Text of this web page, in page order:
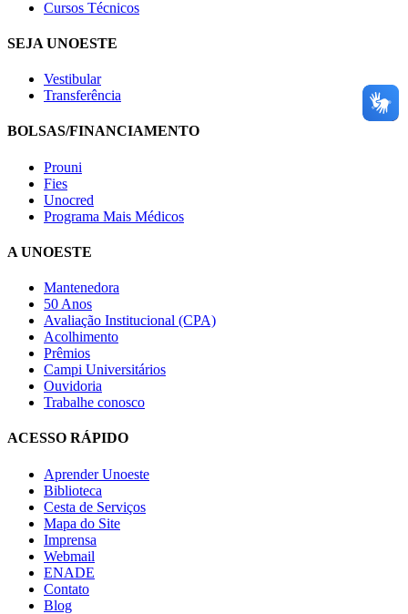
Cursos Técnicos
SEJA UNOESTE
Vestibular
Transferência
BOLSAS/FINANCIAMENTO
Prouni
Fies
Unocred
Programa Mais Médicos
A UNOESTE
Mantenedora
50 Anos
Avaliação Institucional (CPA)
Acolhimento
Prêmios
Campi Universitários
Ouvidoria
Trabalhe conosco
ACESSO RÁPIDO
Aprender Unoeste
Biblioteca
Cesta de Serviços
Mapa do Site
Imprensa
Webmail
ENADE
Contato
Blog